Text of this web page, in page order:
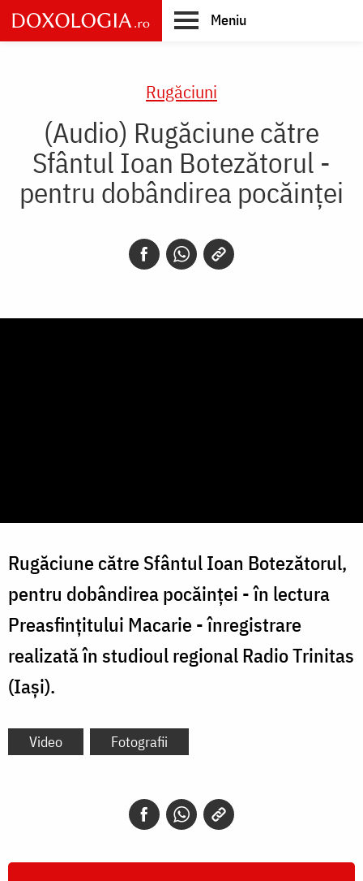
Skip
to
main
Meniu
Rugăciuni
(Audio) Rugăciune către
Sfântul Ioan Botezătorul -
pentru dobândirea pocăinței
Rugăciune către Sfântul Ioan Botezătorul,
pentru dobândirea pocăinței - în lectura
Preasfințitului Macarie - înregistrare
realizată în studioul regional Radio Trinitas
(Iași).
Video Fotografii